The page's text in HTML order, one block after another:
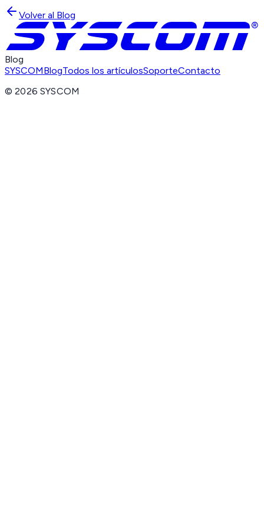
Volver al Blog
Blog
SYSCOMBlogTodos los artículosSoporteContacto
©2026 SYSCOM